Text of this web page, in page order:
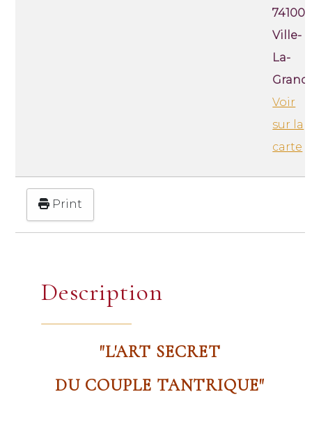
74100
Ville-
La-
Voir
sur la
carte
Print
Description
"L'ART SECRET
DU COUPLE TANTRIQUE"